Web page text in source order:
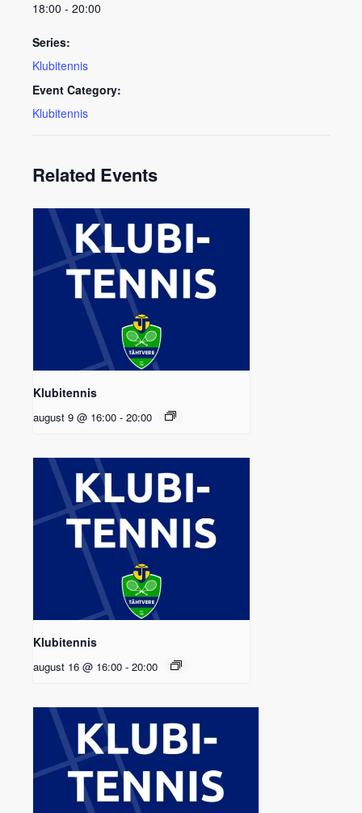
18:00 - 20:00
Series:
Klubitennis
Event Category:
Klubitennis
Related Events
Klubitennis
august 9 @ 16:00 - 20:00
Klubitennis
august 16 @ 16:00 - 20:00